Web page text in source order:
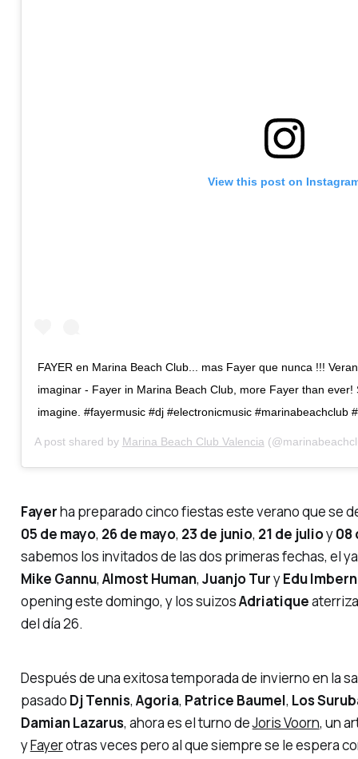
View this post on
FAYER en Marina Beach Club... mas Fayer que nunca !!!
imaginar - Fayer in Marina Beach Club, more Fayer than ever!
imagine. #fayermusic #dj #electronicmusic #marinabeachclub
A post shared by Marina Beach Club Valencia
Fayerha preparado cinco fiestas este verano que se
05 de mayo, 26 de mayo, 23 de junio, 21 de julioy08
sabemos los invitados de las dos primeras fechas, el
Mike Gannu, Almost Human, Juanjo TuryEdu
openingeste domingo, y los suizosAdriatique
del día 26.
Después de una exitosa temporada de invierno en la
pasado Dj Tennis, Agoria, Patrice Baumel, Los
Damian Lazarus, ahora es el turno deJoris Voorn, un
yFayerotras veces pero al que siempre se le espera